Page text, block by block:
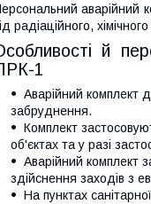
аварійний
радіаційного,
й
1
Аварійний комплект
забруднення.
Комплект
об'єктах та у разі
Аварійний комплект
здійснення заходів з
На пунктах